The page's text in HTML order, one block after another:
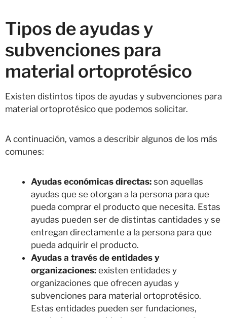
Tipos de ayudas y
subvenciones para
material ortoprotésico
Existen distintos tipos de ayudas y subvenciones para
material ortoprotésico que podemos solicitar.
A continuación, vamos a describir algunos de los más
comunes:
Ayudas económicas directas: son aquellas
ayudas que se otorgan a la persona para que
pueda comprar el producto que necesita. Estas
ayudas pueden ser de distintas cantidades y se
entregan directamente a la persona para que
pueda adquirir el producto.
Ayudas a través de entidades y
organizaciones: existen entidades y
organizaciones que ofrecen ayudas y
subvenciones para material ortoprotésico.
Estas entidades pueden ser fundaciones,